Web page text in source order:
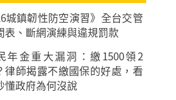
城鎮韌性防空演習》全台交管
表、斷網演練與違規罰款
年金重大漏洞：繳1500領2
律師揭露不繳國保的好處，看
懂政府為何沒說